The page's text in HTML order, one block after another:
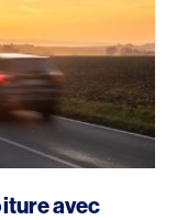
avec